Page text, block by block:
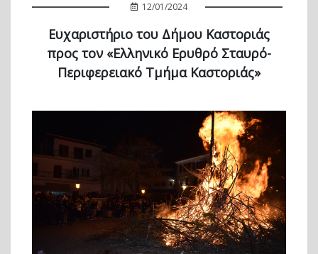
12/01/2024
Ευχαριστήριο του Δήμου Καστοριάς
προς τον «Ελληνικό Ερυθρό Σταυρό-
Περιφερειακό Τμήμα Καστοριάς»